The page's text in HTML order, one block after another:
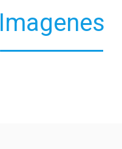
Imagenes